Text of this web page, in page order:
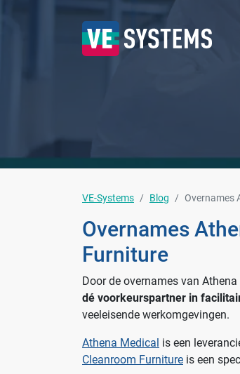
VE-Systems Blog Overnames
Overnames
Furniture
Door de overnames van
dé voorkeurspartner in
veeleisende werkomgevingen.
Athena Medical is een
Cleanroom Furniture is een